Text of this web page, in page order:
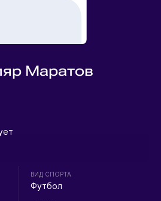
Маратов
ВИД СПОРТА
Футбол